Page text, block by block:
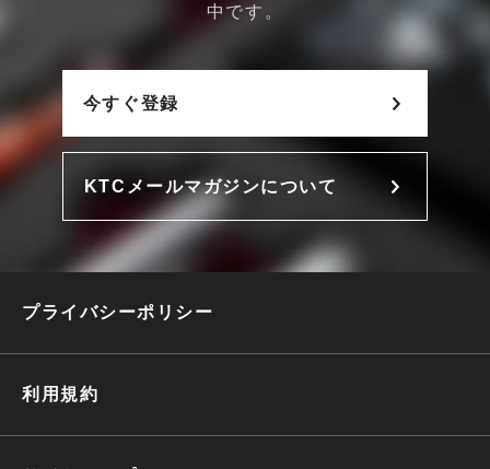
中です。
今すぐ登録
KTCメールマガジンについて
プライバシーポリシー
利用規約